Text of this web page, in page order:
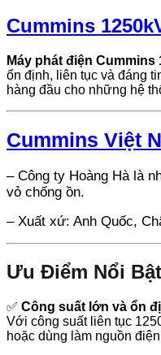
Cummins
Máy phát điện Cummins
ổn định, liên tục và đáng
hàng đầu cho những hệ
Cummins Việt
– Công ty Hoàng Hà là
vỏ chống ồn.
– Xuất xứ: Anh Quốc,
Ưu Điểm Nổi
✅ Công suất lớn và ổn
Với công suất liên tục
hoặc dùng làm nguồn